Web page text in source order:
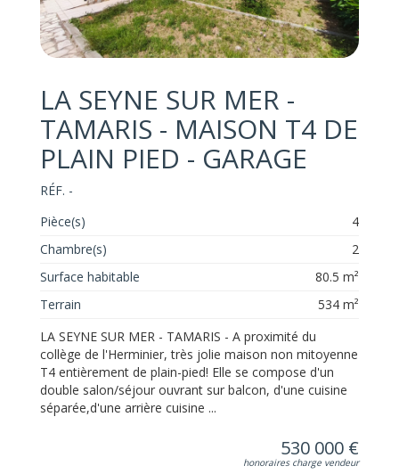
LA SEYNE SUR MER -
TAMARIS - MAISON T4 DE
PLAIN PIED - GARAGE
RÉF. -
Pièce(s)
4
Chambre(s)
2
Surface habitable
80.5 m²
Terrain
534 m²
LA SEYNE SUR MER - TAMARIS - A proximité du
collège de l'Herminier, très jolie maison non mitoyenne
T4 entièrement de plain-pied! Elle se compose d'un
double salon/séjour ouvrant sur balcon, d'une cuisine
séparée,d'une arrière cuisine ...
530 000 €
honoraires charge vendeur